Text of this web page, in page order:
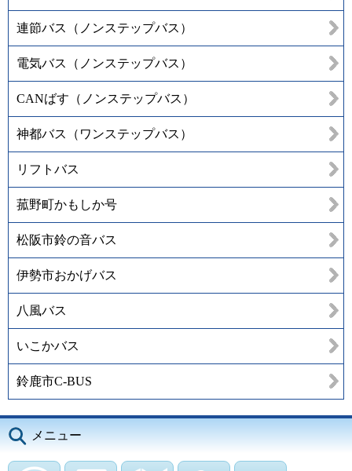
連節バス（ノンステップバス）
電気バス（ノンステップバス）
CANばす（ノンステップバス）
神都バス（ワンステップバス）
リフトバス
菰野町かもしか号
松阪市鈴の音バス
伊勢市おかげバス
八風バス
いこかバス
鈴鹿市C-BUS
メニュー